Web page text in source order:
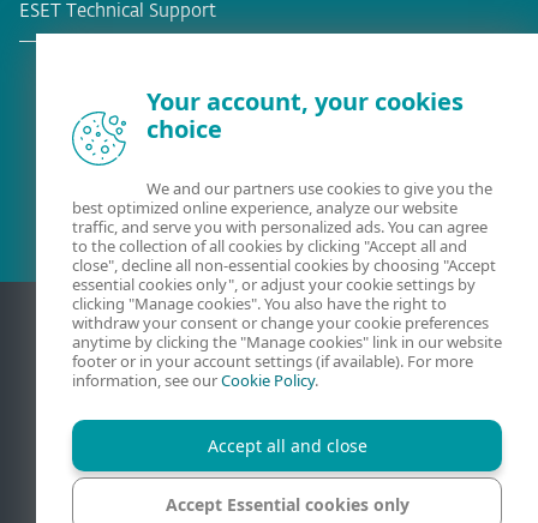
ESET Technical Support
Kontakt Datenschutzerklärung
Impressum
Your account, your cookies
choice
We and our partners use cookies to give you the
best optimized online experience, analyze our website
traffic, and serve you with personalized ads. You can agree
to the collection of all cookies by clicking "Accept all and
close", decline all non-essential cookies by choosing "Accept
essential cookies only", or adjust your cookie settings by
clicking "Manage cookies". You also have the right to
withdraw your consent or change your cookie preferences
anytime by clicking the "Manage cookies" link in our website
footer or in your account settings (if available). For more
information, see ourCookie Policy.
Accept all and close
Accept Essential cookies only